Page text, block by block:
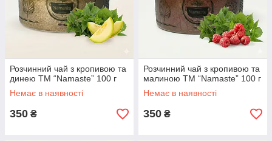
Розчинний чай з кропивою та
динею ТМ “Namaste” 100 г
Немає в наявності
350 ₴
Розчинний чай з кропивою та
малиною ТМ “Namaste” 100 г
Немає в наявності
350 ₴